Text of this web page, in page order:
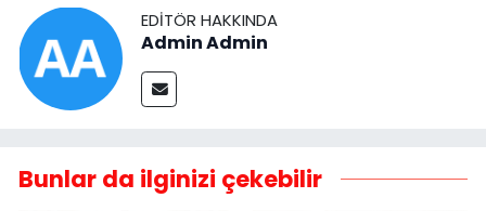
EDITÖR HAKKINDA
Admin Admin
Bunlar da ilginizi çekebilir